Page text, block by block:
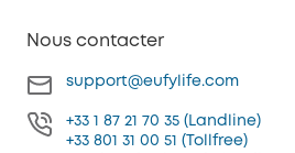
Nous contacter
support@eufylife.com
+33 1 87 21 70 35 (Landline)
+33 801 31 00 51 (Tollfree)